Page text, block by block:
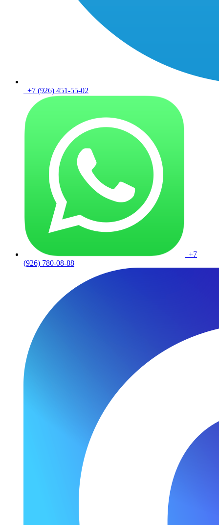
+7 (926) 451-55-02
+7
(926) 780-08-88